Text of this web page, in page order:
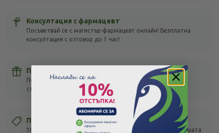
Консултация с фармацевт
Посъветвай се с магистър-фармацевт онлайн! Безплатна
консултация с отговор до 1 час!
Подарък мостра с всяка поръчка
Получи подарък с всяка своя покупка, без оглед на
стойността – тествай различни продукти!
Първата европейска верига в България
189 милиона клиенти в цяла Европа се доверяват на нашата